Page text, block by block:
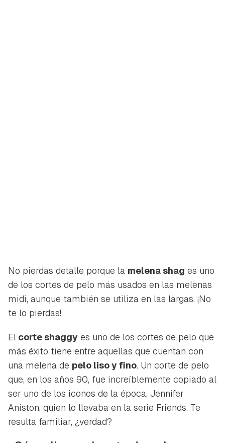
No pierdas detalle porque la melena shag es uno
de los cortes de pelo más usados en las melenas
midi, aunque también se utiliza en las largas. ¡No
te lo pierdas!
El corte shaggy es uno de los cortes de pelo que
más éxito tiene entre aquellas que cuentan con
una melena de pelo liso y fino. Un corte de pelo
que, en los años 90, fue increíblemente copiado al
ser uno de los iconos de la época, Jennifer
Aniston, quien lo llevaba en la serie Friends. Te
resulta familiar, ¿verdad?